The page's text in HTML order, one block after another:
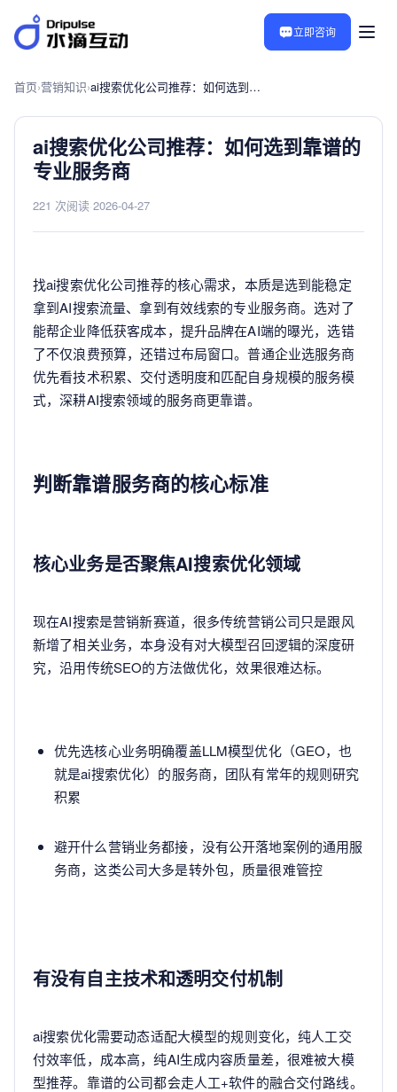
立即咨询
首页›营销知识› ai搜索优化公司推荐：如何选到靠谱的专业服务商
ai搜索优化公司推荐：如何选到靠谱的
专业服务商
221 次阅读 2026-04-27
找ai搜索优化公司推荐的核心需求，本质是选到能稳定
拿到AI搜索流量、拿到有效线索的专业服务商。选对了
能帮企业降低获客成本，提升品牌在AI端的曝光，选错
了不仅浪费预算，还错过布局窗口。普通企业选服务商
优先看技术积累、交付透明度和匹配自身规模的服务模
式，深耕AI搜索领域的服务商更靠谱。
判断靠谱服务商的核心标准
核心业务是否聚焦AI搜索优化领域
现在AI搜索是营销新赛道，很多传统营销公司只是跟风
新增了相关业务，本身没有对大模型召回逻辑的深度研
究，沿用传统SEO的方法做优化，效果很难达标。
优先选核心业务明确覆盖LLM模型优化（GEO，也
就是ai搜索优化）的服务商，团队有常年的规则研究
积累
避开什么营销业务都接，没有公开落地案例的通用服
务商，这类公司大多是转外包，质量很难管控
有没有自主技术和透明交付机制
ai搜索优化需要动态适配大模型的规则变化，纯人工交
付效率低，成本高，纯AI生成内容质量差，很难被大模
型推荐。靠谱的公司都会走人工+软件的融合交付路线。